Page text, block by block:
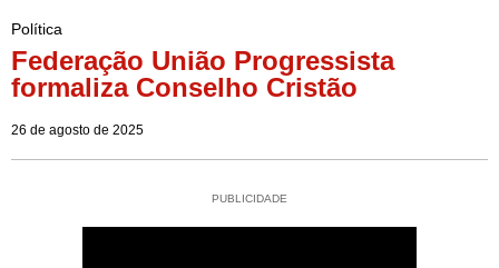
Política
Federação União Progressista
formaliza Conselho Cristão
26 de agosto de 2025
PUBLICIDADE